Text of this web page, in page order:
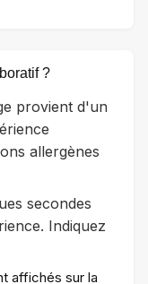
?
provient d'un
allergènes
secondes
Indiquez
affichés sur la